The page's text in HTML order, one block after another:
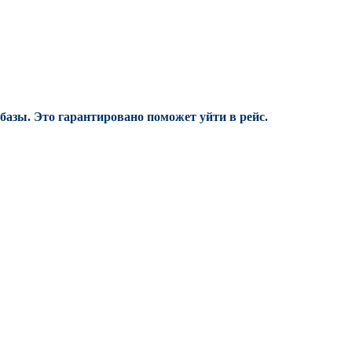
Это гарантировано поможет уйти в рейс.